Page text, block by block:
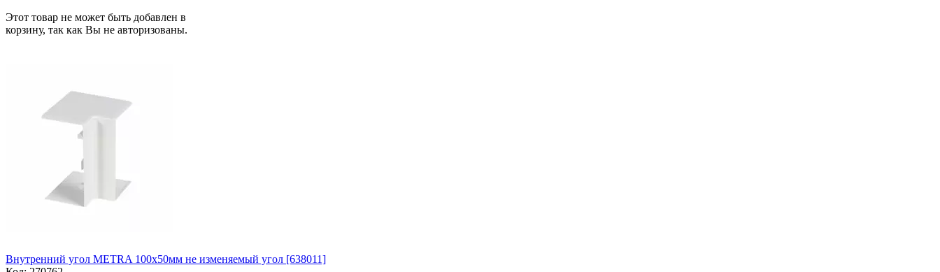
Этот товар не может быть добавлен в
корзину, так как Вы не авторизованы.
Внутренний угол METRA 100x50мм не изменяемый угол [638011]